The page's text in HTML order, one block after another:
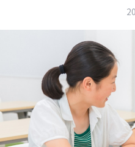
入会までの流れ
お役立ちコラム